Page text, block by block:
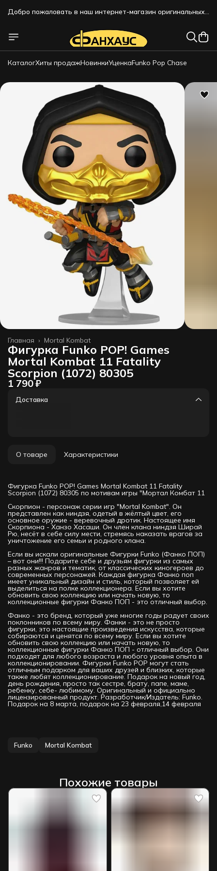
Добро пожаловать в наш интернет-магазин оригинальных
Добро пожаловать в наш интернет-магазин оригинальных
коллекционных фигурок!!!
КаталогХиты продажНовинкиУценкаFunko Pop Chase
Mortal Kombat
Главная ›
Фигурка Funko POP! Games
Mortal Kombat 11 Fatality
Scorpion (1072) 80305
1 790 ₽
Доставка
О товаре Характеристики
Фигурка Funko POP! Games Mortal Kombat 11 Fatality
Scorpion (1072) 80305 по мотивам игры "Мортал Комбат 11
Скорпион - персонаж серии игр "Mortal Kombat". Он
представлен как ниндзя, одетый в жёлтый цвет, его
основное оружие - веревочный дротик. Настоящее имя
Скорпиона - Ханзо Хасаши. Он член клана ниндзя Ширай
Рю, несёт в себе силу мести, стремясь наказать врагов за
уничтожение его семьи и родного клана.
Если вы искали оригинальные Фигурки Funko (Фанко ПОП)
– вот они!!! Подарите себе и друзьям фигурки из самых
разных жанров и тематик, от классических киногероев до
современных персонажей. Каждая фигурка Фанко поп
имеет уникальный дизайн и стиль, который позволяет ей
выделиться на полке коллекционера. Если вы хотите
обновить свою коллекцию или начать новую, то
коллекционные фигурки Фанко ПОП - это отличный выбор.
Фанко - это бренд, который уже многие годы радует своих
поклонников по всему миру. Фанки - это не просто
фигурки, это настоящие произведения искусства, которые
собираются и ценятся по всему миру. Если вы хотите
обновить свою коллекцию или начать новую, то
коллекционные фигурки Фанко ПОП - отличный выбор. Они
подходят для любого возраста и любого уровня опыта в
коллекционировании. Фигурки Funko РОР могут стать
отличным подарком для ваших друзей и близких, которые
также любят коллекционирование. Подарок на новый год,
день рождения, просто так сестре, брату, папе, маме,
ребенку, себе- любимому. Оригинальный и официально
лицензированный продукт. Разработчик/Издатель: Funko.
Подарок на 8 марта, подарок на 23 февраля,14 февраля
Funko Mortal Kombat
Похожие товары